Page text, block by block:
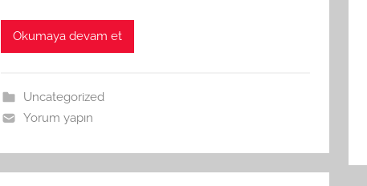
Okumaya devam et
Uncategorized
Yorum yapın